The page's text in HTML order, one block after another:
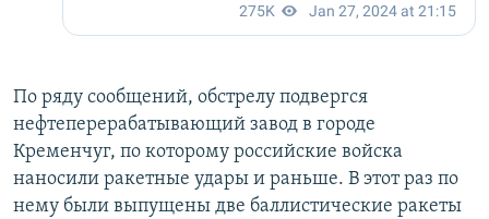
По ряду сообщений, обстрелу подвергся
нефтеперерабатывающий завод в городе
Кременчуг, по которому российские войска
наносили ракетные удары и раньше. В этот раз по
нему были выпущены две баллистические ракеты